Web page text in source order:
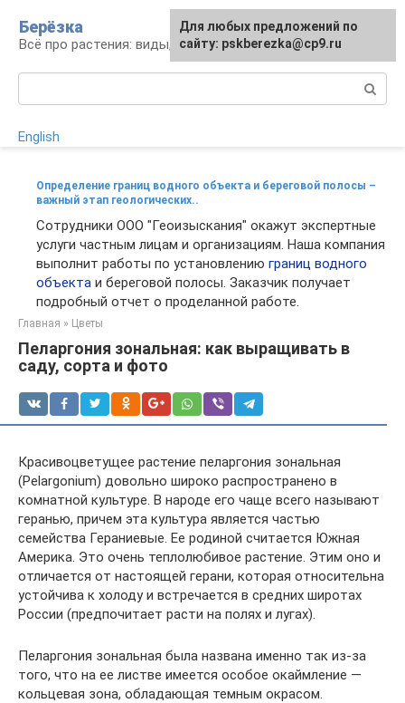
контенту
Берёзка
Всё про растения: виды, выращивание, уход
English
Определение границ водного объекта и береговой полосы –
важный этап геологических..
Сотрудники ООО "Геоизыскания" окажут экспертные
услуги частным лицам и организациям. Наша компания
выполнит работы по установлению границ водного
объекта и береговой полосы. Заказчик получает
подробный отчет о проделанной работе.
Главная » Цветы
Пеларгония зональная: как выращивать в
саду, сорта и фото
Красивоцветущее растение пеларгония зональная
(Pelargonium) довольно широко распространено в
комнатной культуре. В народе его чаще всего называют
геранью, причем эта культура является частью
семейства Гераниевые. Ее родиной считается Южная
Америка. Это очень теплолюбивое растение. Этим оно и
отличается от настоящей герани, которая относительна
устойчива к холоду и встречается в средних широтах
России (предпочитает расти на полях и лугах).
Пеларгония зональная была названа именно так из-за
того, что на ее листве имеется особое окаймление —
кольцевая зона, обладающая темным окрасом.
Для любых предложений по
сайту: pskberezka@cp9.ru